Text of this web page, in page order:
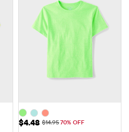
Precio de venta: $4.48
$4.48 Precio original: $14.95
$14.95
Boys Marled Top